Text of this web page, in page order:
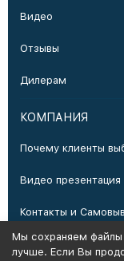
Видео
Отзывы
Дилерам
КОМПАНИЯ
Почему клиенты
Видео презентация
Контакты и
Производство
Мы сохраняем файлы
лучше. Если Вы